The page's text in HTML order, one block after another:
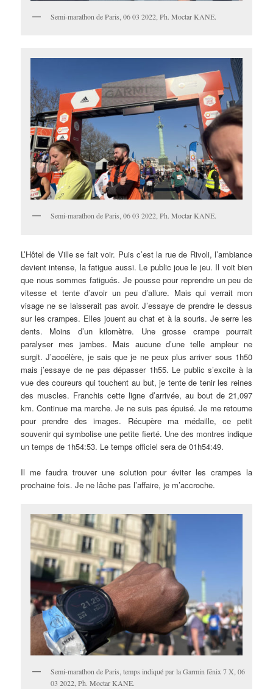
Semi-marathon de Paris, 06 03 2022, Ph. Moctar KANE.
Semi-marathon de Paris, 06 03 2022, Ph. Moctar KANE.
L’Hôtel de Ville se fait voir. Puis c’est la rue de Rivoli, l’ambiance
devient intense, la fatigue aussi. Le public joue le jeu. Il voit bien
que nous sommes fatigués. Je pousse pour reprendre un peu de
vitesse et tente d’avoir un peu d’allure. Mais qui verrait mon
visage ne se laisserait pas avoir. J’essaye de prendre le dessus
sur les crampes. Elles jouent au chat et à la souris. Je serre les
dents. Moins d’un kilomètre. Une grosse crampe pourrait
paralyser mes jambes. Mais aucune d’une telle ampleur ne
surgit. J’accélère, je sais que je ne peux plus arriver sous 1h50
mais j’essaye de ne pas dépasser 1h55. Le public s’excite à la
vue des coureurs qui touchent au but, je tente de tenir les reines
des muscles. Franchis cette ligne d’arrivée, au bout de 21,097
km. Continue ma marche. Je ne suis pas épuisé. Je me retourne
pour prendre des images. Récupère ma médaille, ce petit
souvenir qui symbolise une petite fierté. Une des montres indique
un temps de 1h54:53. Le temps officiel sera de 01h54:49.
Il me faudra trouver une solution pour éviter les crampes la
prochaine fois. Je ne lâche pas l’affaire, je m’accroche.
Semi-marathon de Paris, temps indiqué par la Garmin fēnix 7 X, 06
03 2022, Ph. Moctar KANE.